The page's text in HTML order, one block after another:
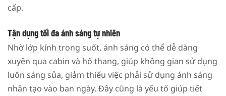
cấp.
Tận dụng tối đa ánh sáng tự nhiên
Nhờ lớp kính trong suốt, ánh sáng có thể dễ dàng
xuyên qua cabin và hố thang, giúp không gian sử dụng
luôn sáng sủa, giảm thiểu việc phải sử dụng ánh sáng
nhân tạo vào ban ngày. Đây cũng là yếu tố giúp tiết